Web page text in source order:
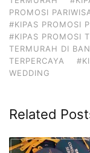
PROMOSI
#KIPAS PROMOSI
#KIPAS PROMOSI
TERMURAH DI
TERPERCAYA
WEDDING
Related